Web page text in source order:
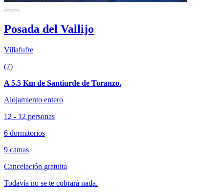
Posada del Vallijo
Villafufre
(7)
A 5.5 Km de Santiurde de Toranzo.
Alojamiento entero
12 - 12 personas
6 dormitorios
9 camas
Cancelación gratuita
Todavía no se te cobrará nada.